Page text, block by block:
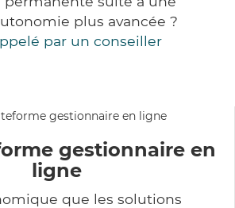
plus avancée ?
par un conseiller
gestionnaire en
ligne
que les solutions